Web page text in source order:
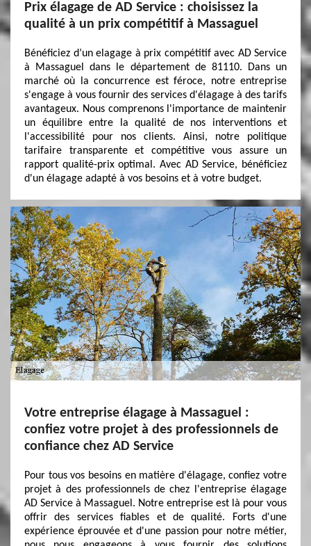
Prix élagage de AD Service : choisissez la
qualité à un prix compétitif à Massaguel
Bénéficiez d’un elagage à prix compétitif avec AD Service
à Massaguel dans le département de 81110. Dans un
marché où la concurrence est féroce, notre entreprise
s'engage à vous fournir des services d'élagage à des tarifs
avantageux. Nous comprenons l'importance de maintenir
un équilibre entre la qualité de nos interventions et
l'accessibilité pour nos clients. Ainsi, notre politique
tarifaire transparente et compétitive vous assure un
rapport qualité-prix optimal. Avec AD Service, bénéficiez
d'un élagage adapté à vos besoins et à votre budget.
Votre entreprise élagage à Massaguel :
confiez votre projet à des professionnels de
confiance chez AD Service
Pour tous vos besoins en matière d'élagage, confiez votre
projet à des professionnels de chez l'entreprise élagage
AD Service à Massaguel. Notre entreprise est là pour vous
offrir des services fiables et de qualité. Forts d'une
expérience éprouvée et d'une passion pour notre métier,